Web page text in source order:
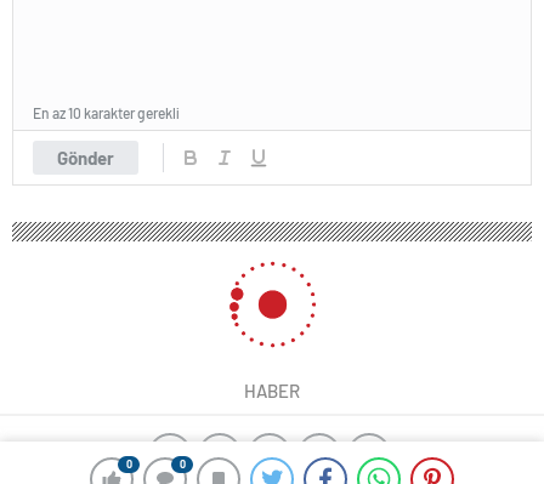
0 0
Gönder
En az 10 karakter gerekli
HABER